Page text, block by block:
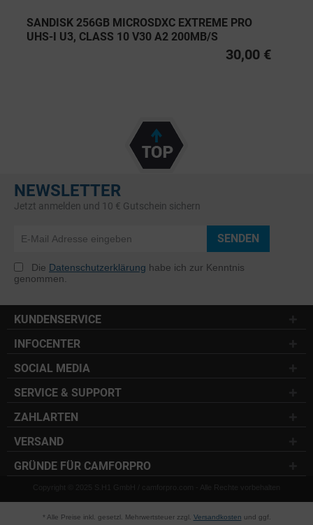
SANDISK 256GB MICROSDXC EXTREME PRO
UHS-I U3, CLASS 10 V30 A2 200MB/S
30,00 €
NEWSLETTER
Jetzt anmelden und 10 € Gutschein sichern
SENDEN
Die Datenschutzerklärung habe ich zur Kenntnis
genommen.
KUNDENSERVICE
INFOCENTER
SOCIAL MEDIA
SERVICE & SUPPORT
ZAHLARTEN
VERSAND
GRÜNDE FÜR CAMFORPRO
Copyright © 2025 S.H1 GmbH / camforpro.com - Alle Rechte vorbehalten
* Alle Preise inkl. gesetzl. Mehrwertsteuer zzgl. Versandkosten und ggf.